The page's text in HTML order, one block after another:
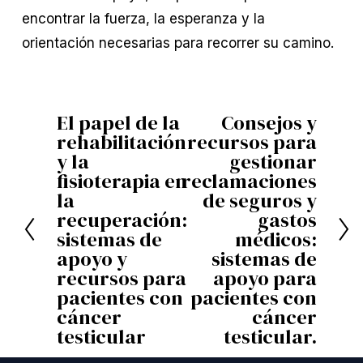
encontrar la fuerza, la esperanza y la
orientación necesarias para recorrer su camino.
A
n
t
e
r
i
o
r
El papel de la
rehabilitación
y la
fisioterapia en
la
recuperación:
sistemas de
apoyo y
recursos para
pacientes con
cáncer
testicular
i
i
Consejos y
recursos para
gestionar
reclamaciones
de seguros y
gastos
médicos:
sistemas de
apoyo para
pacientes con
cáncer
testicular.